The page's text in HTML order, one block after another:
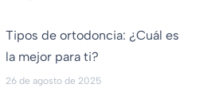
Tipos de ortodoncia: ¿Cuál es
la mejor para ti?
26 de agosto de 2025